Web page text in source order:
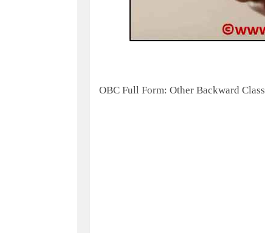
OBC Full Form: Other Backward Class